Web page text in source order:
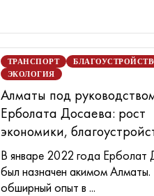
ТРАНСПОРТ
ЭКОЛОГИЯ
Алматы под
Ерболата Досаева: рост
экономики,
В январе 2022 года Ерболат
был назначен акимом Алматы.
обширный опыт в ...